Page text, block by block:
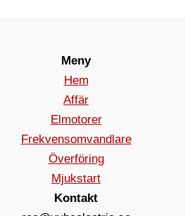
Meny
Hem
Affär
Elmotorer
Frekvensomvandlare
Överföring
Mjukstart
Kontakt